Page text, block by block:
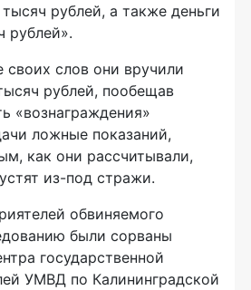
рублей, а также деньги
рублей».
своих слов они вручили
рублей, пообещав
«вознаграждения»
ложные показаний,
как они рассчитывали,
из-под стражи.
обвиняемого
были сорваны
государственной
УМВД по Калининградской